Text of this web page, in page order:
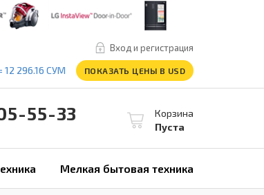
Вход и регистрация
12 296.16 СУМ
ПОКАЗАТЬ ЦЕНЫ В USD
Корзина
Пуста
55-33
Мелкая бытовая техника